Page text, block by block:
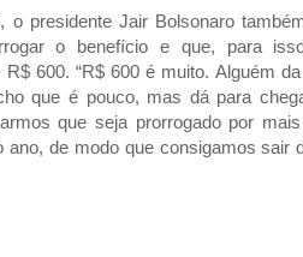
o presidente Jair Bolsonaro
o benefício e que, para
600. “R$ 600 é muito. Alguém
que é pouco, mas dá para
que seja prorrogado por
ano, de modo que consigamos sair